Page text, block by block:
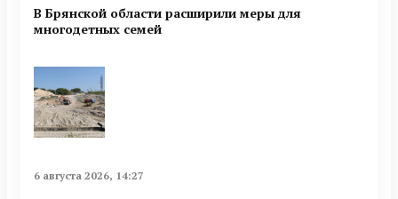
В Брянской области расширили меры для
многодетных семей
6 августа 2026, 14:27